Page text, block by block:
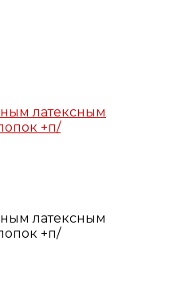
латексным
+п/
латексным
+п/